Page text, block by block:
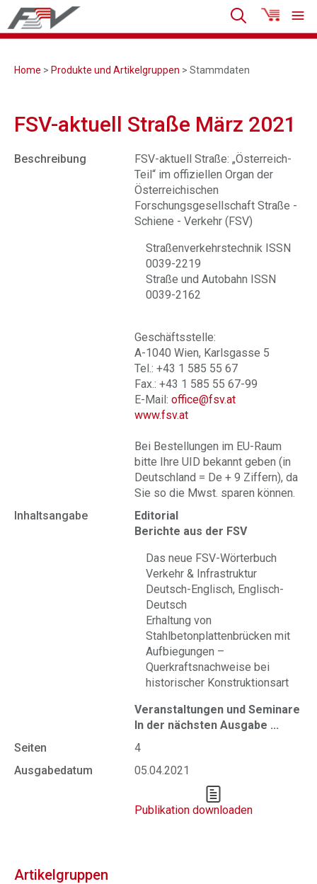
Home > Produkte und Artikelgruppen > Stammdaten
FSV-aktuell Straße März 2021
Beschreibung
FSV-aktuell Straße: „Österreich-
Teil“ im offiziellen Organ der
Österreichischen
Forschungsgesellschaft Straße -
Schiene - Verkehr (FSV)
Straßenverkehrstechnik ISSN
0039-2219
Straße und Autobahn ISSN
0039-2162
Geschäftsstelle:
A-1040 Wien, Karlsgasse 5
Tel.: +43 1 585 55 67
Fax.: +43 1 585 55 67-99
E-Mail: office@fsv.at
www.fsv.at
Bei Bestellungen im EU-Raum
bitte Ihre UID bekannt geben (in
Deutschland = De + 9 Ziffern), da
Sie so die Mwst. sparen können.
Inhaltsangabe
Editorial
Berichte aus der FSV
Das neue FSV-Wörterbuch
Verkehr & Infrastruktur
Deutsch-Englisch, Englisch-
Deutsch
Erhaltung von
Stahlbetonplattenbrücken mit
Aufbiegungen –
Querkraftsnachweise bei
historischer Konstruktionsart
Veranstaltungen und Seminare
In der nächsten Ausgabe ...
Seiten
4
Ausgabedatum
05.04.2021
Publikation downloaden
Artikelgruppen